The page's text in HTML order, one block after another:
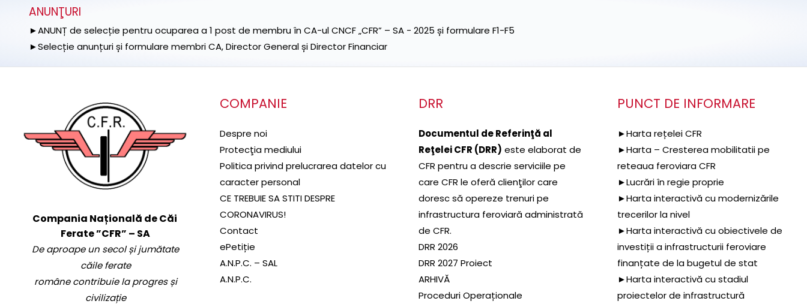
ANUNŢURI
►ANUNȚ de selecție pentru ocuparea a 1 post de membru în CA-ul CNCF „CFR” – SA - 2025 și formulare F1-F5
►Selecție anunțuri și formulare membri CA, Director General și Director Financiar
Compania Națională de Căi
Ferate ”CFR” – SA
De aproape un secol și jumătate
căile ferate
române contribuie la progres și
civilizație
COMPANIE
Despre noi
Protecţia mediului
Politica privind prelucrarea datelor cu
caracter personal
CE TREBUIE SA STITI DESPRE
CORONAVIRUS!
Contact
ePetiție
A.N.P.C. – SAL
A.N.P.C.
DRR
Documentul de Referinţă al
Reţelei CFR (DRR) este elaborat de
CFR pentru a descrie serviciile pe
care CFR le oferă clienţilor care
doresc să opereze trenuri pe
infrastructura feroviară administrată
de CFR.
DRR 2026
DRR 2027 Proiect
ARHIVĂ
Proceduri Operaționale
PUNCT DE INFORMARE
►Harta rețelei CFR
►Harta – Cresterea mobilitatii pe
reteaua feroviara CFR
►Lucrări în regie proprie
►Harta interactivă cu modernizările
trecerilor la nivel
►Harta interactivă cu obiectivele de
investiții a infrastructurii feroviare
finanțate de la bugetul de stat
►Harta interactivă cu stadiul
proiectelor de infrastructură